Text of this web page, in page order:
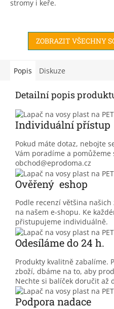
stromy i keře.
ZOBRAZIT VŠECHNY
Popis Diskuze
Detailní popis
Individuální přístup
Pokud máte dotaz, nebojte
Vám poradíme a pomůžeme
obchod@eprodoma.cz
Ověřený eshop
Podle recenzí většina
na našem e-shopu. Ke
přistupujeme individuálně.
Odesíláme do 24 h.
Produkty kvalitně zabalíme.
zboží, dbáme na to, aby
Nechte si balíček doručit až
Podpora nadace